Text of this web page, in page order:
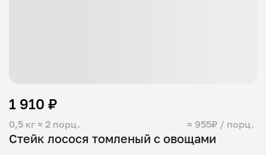
Стейк лосося томленый с овощами
0,5 кг ≈ 2 порц. ≈ 955₽ / порц.
1 910 ₽